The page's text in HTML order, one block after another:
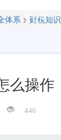
开公司
体系 > 财税知识
么操作
446